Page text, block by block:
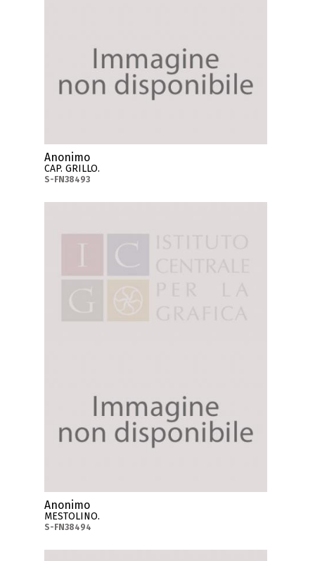
Anonimo
CAP. GRILLO.
S-FN38493
Anonimo
MESTOLINO.
S-FN38494